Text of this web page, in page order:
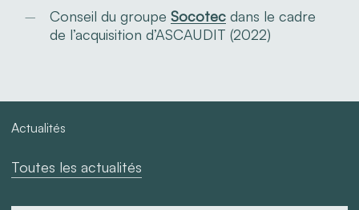
Conseil du groupe Socotecdans le cadre
de l’acquisition d’ASCAUDIT (2022)
Actualités
Toutes les actualités